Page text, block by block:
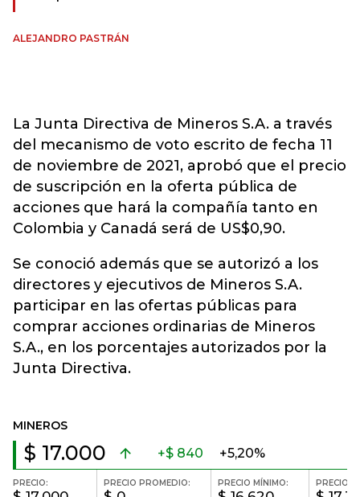
ALEJANDRO PASTRÁN
La Junta Directiva de Mineros S.A. a través
del mecanismo de voto escrito de fecha 11
de noviembre de 2021, aprobó que el precio
de suscripción en la oferta pública de
acciones que hará la compañía tanto en
Colombia y Canadá será de US$0,90.
Se conoció además que se autorizó a los
directores y ejecutivos de Mineros S.A.
participar en las ofertas públicas para
comprar acciones ordinarias de Mineros
S.A., en los porcentajes autorizados por la
Junta Directiva.